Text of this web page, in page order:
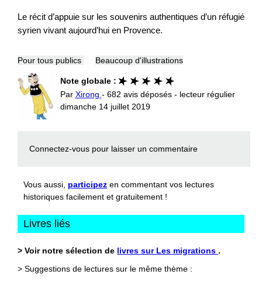
Le récit d’appuie sur les souvenirs authentiques d’un réfugié
syrien vivant aujourd’hui en Provence.
Pour tous publics Beaucoup d'illustrations
Note globale :
Par Xirong - 682 avis déposés - lecteur régulier
dimanche 14 juillet 2019
Connectez-vous pour laisser un commentaire
Vous aussi, participez en commentant vos lectures
historiques facilement et gratuitement !
Livres liés
> Voir notre sélection de livres sur Les migrations .
> Suggestions de lectures sur le même thème :